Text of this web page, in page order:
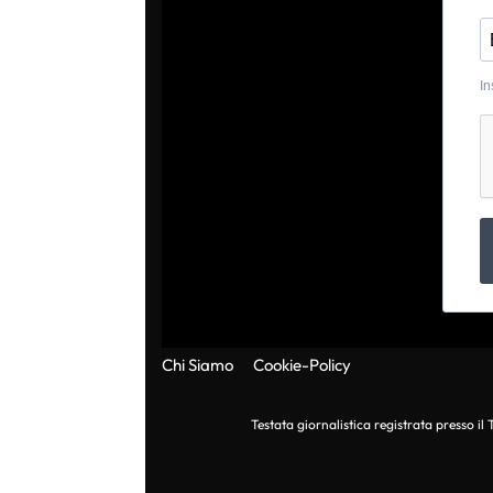
Chi Siamo Cookie-Policy
Testata giornalistica registrata presso il